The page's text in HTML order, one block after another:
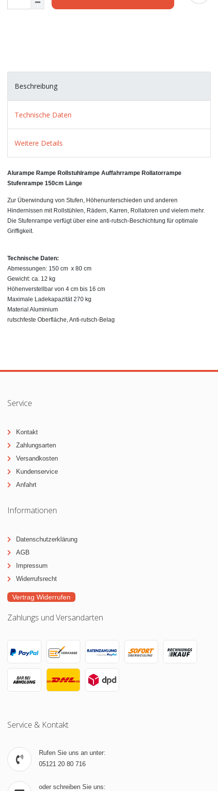
Beschreibung
Technische Daten
Weitere Details
Alurampe Rampe Rollstuhlrampe Auffahrrampe Rollatorrampe
Stufenrampe 150cm Länge
Zur Überwindung von Stufen, Höhenunterschieden und anderen
Hindernissen mit Rollstühlen, Rädern, Karren, Rollatoren und vielem mehr.
Die Stufenrampe verfügt über eine anti-rutsch-Beschichtung für optimale
Griffigkeit.
Technische Daten:
Abmessungen: 150 cm x 80 cm
Gewicht: ca. 12 kg
Höhenverstellbar von 4 cm bis 16 cm
Maximale Ladekapazität 270 kg
Material Aluminium
rutschfeste Oberfläche, Anti-rutsch-Belag
Service
Kontakt
Zahlungsarten
Versandkosten
Kundenservice
Anfahrt
Informationen
Datenschutzerklärung
AGB
Impressum
Widerrufsrecht
Vertrag Widerrufen
Zahlungs und Versandarten
Service & Kontakt
Rufen Sie uns an unter:
05121 20 80 716
oder schreiben Sie uns: